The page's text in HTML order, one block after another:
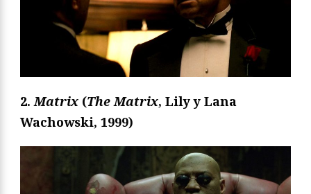
2.Matrix (The Matrix, Lily y Lana
Wachowski, 1999)